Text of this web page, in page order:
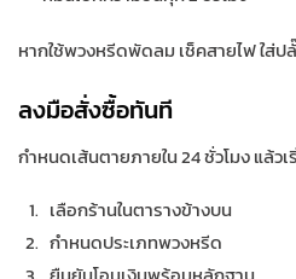
หากใช้พวงหรีดพัดลม เช็คสายไฟ ใส่
ลงมือสั่งซื้อทันที
กำหนดเส้นตายภายใน 24 ชั่วโมง แล้ว
เลือกร้านในตารางข้างบน
กำหนดประเภทพวงหรีด